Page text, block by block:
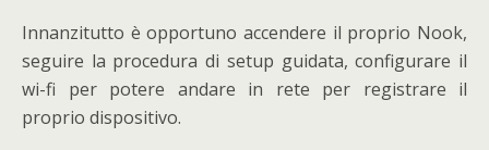
Innanzitutto è opportuno accendere il proprio Nook,
seguire la procedura di setup guidata, configurare il
wi-fi per potere andare in rete per registrare il
proprio dispositivo.